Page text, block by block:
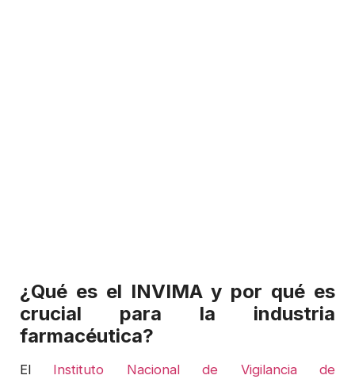
¿Qué es el INVIMA y por qué es
crucial para la industria
farmacéutica?
El Instituto Nacional de Vigilancia de